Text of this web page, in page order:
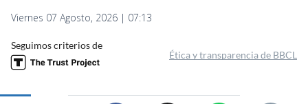
Viernes 07 Agosto, 2026 | 07:13
Seguimos criterios de
Ética y transparencia de BBCL